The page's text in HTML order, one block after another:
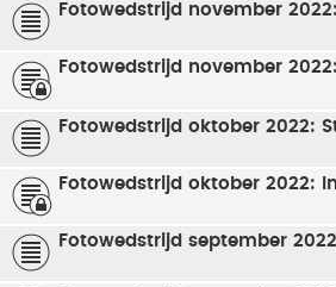
Fotowedstrijd november
Fotowedstrijd november
Fotowedstrijd oktober 2022:
Fotowedstrijd oktober 2022:
Fotowedstrijd september